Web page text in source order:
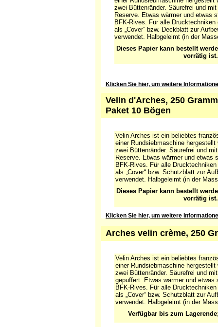
zwei Büttenränder. Säurefrei und
Reserve. Etwas wärmer und etwas
BFK-Rives. Für alle Drucktechniken
als „Cover“ bzw. Deckblatt zur
verwendet. Halbgeleimt (in der
Dieses Papier kann bestellt
vorrätig ist.
Klicken Sie hier, um weitere
Velin d'Arches, 250
Paket 10 Bögen
Velin Arches ist ein beliebtes
einer Rundsiebmaschine
zwei Büttenränder. Säurefrei und
Reserve. Etwas wärmer und etwas
BFK-Rives. Für alle
als „Cover“ bzw. Schutzblatt zur
verwendet. Halbgeleimt (in der
Dieses Papier kann bestellt
vorrätig ist.
Klicken Sie hier, um weitere
Arches velin crème, 250
Velin Arches ist ein beliebtes
einer Rundsiebmaschine
zwei Büttenränder. Säurefrei und
gepuffert. Etwas wärmer und etwas
BFK-Rives. Für alle
als „Cover“ bzw. Schutzblatt zur
verwendet. Halbgeleimt (in der
Verfügbar bis zum